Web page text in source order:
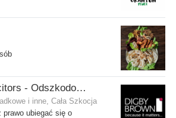
Digby Brown Solicitors - Odszkodowania w Szkocji
i inne, Cała Szkocja
prawo ubiegać się o